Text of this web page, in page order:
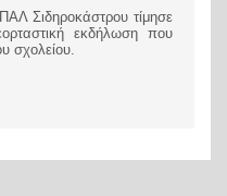
Σιδηροκάστρου τίμησε
εκδήλωση που
σχολείου.